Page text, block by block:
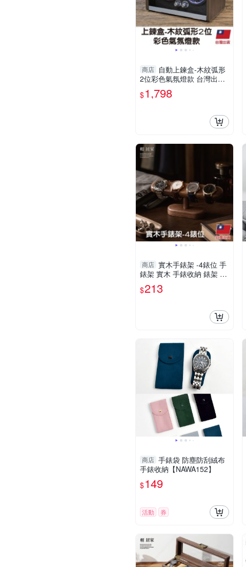
商店 自動上鍊盒-木紋弧形
2位彩色氣氛燈款 台灣出貨
開立發票 自動上鍊盒 手錶
收納 搖錶器-輕居家8886
$1,798
商店 實木手錶架 -4錶位 手
錶架 實木 手錶收納 錶架 錶
座 手錶展示架-輕居家8982
$213
商店 手錶袋 防塵防刮絨布
手錶收納【NAWA152】
$149
活動 券